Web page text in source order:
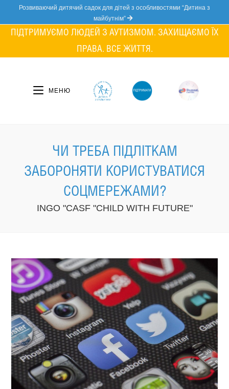
content
Розвиваючий дитячий садок для дітей з особливостями “Дитина з
майбутнім”
ПІДТРИМУЄМО ЛЮДЕЙ З АУТИЗМОМ. ЗАХИЩАЄМО ЇХ
ПРАВА. ВСЕ ЖИТТЯ.
МЕНЮ
ЧИ ТРЕБА ПІДЛІТКАМ
ЗАБОРОНЯТИ КОРИСТУВАТИСЯ
СОЦМЕРЕЖАМИ?
INGO "CASF "CHILD WITH FUTURE"